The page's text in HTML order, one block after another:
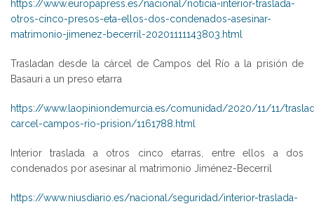
https://www.europapress.es/nacional/noticia-interior-traslada-
otros-cinco-presos-eta-ellos-dos-condenados-asesinar-
matrimonio-jimenez-becerril-20201111143803.html
Trasladan desde la cárcel de Campos del Río a la prisión de
Basauri a un preso etarra
https://www.laopiniondemurcia.es/comunidad/2020/11/11/
carcel-campos-rio-prision/1161788.html
Interior traslada a otros cinco etarras, entre ellos a dos
condenados por asesinar al matrimonio Jiménez-Becerril
https://www.niusdiario.es/nacional/seguridad/interior-traslada-